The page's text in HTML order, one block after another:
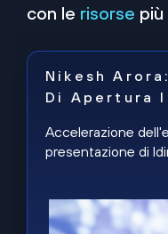
con le risorse
Nikesh
Di Apertura
Accelerazione
presentazione di